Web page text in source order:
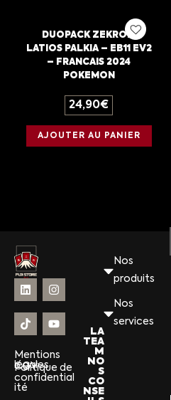
DUOPACK ZEKROM
LATIOS PALKIA – EB11 EV2
– FRANCAIS 2024
POKEMON
24,90€
AJOUTER AU PANIER
Mentions
légales
CGV
Politique de
confidential
ité
Nos
produits
Nos
services
LA
TEA
M
NO
S
CO
NSE